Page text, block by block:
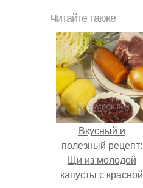
Читайте также
Вкусный и
полезный рецепт:
Щи из молодой
капусты с красной